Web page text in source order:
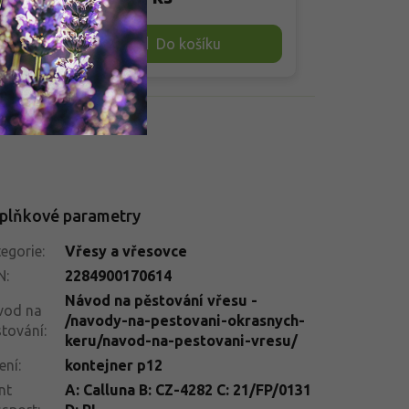
Do košíku
poupěcím květům ve výrazných
červeno růžovýh odstínech. Stejně
jako ostatní zástupci této linie se
kvítky nikdy plně neotevírají, což jim
propůjčuje neobyčejnou trvanlivost
– bez problémů odolávají dešti,
větru i podzimním mrazíkům a
parametry
:
Vřesy a vřesovce
: 2284900170614
na
:
Návod na pěstování vřesu -
/navody-na-pestovani-okrasnych-
keru/navod-na-pestovani-vresu/
:
kontejner p12
A: Calluna B: CZ-4282 C: 21/FP/0131